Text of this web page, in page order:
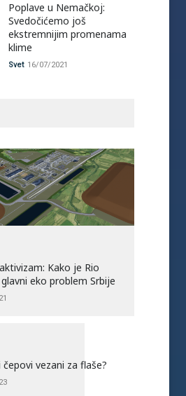
Poplave u Nemačkoj:
Svedočićemo još
ekstremnijim promenama
klime
Svet 16/07/2021
Kako je Rio
eko problem Srbije
vezani za flaše?